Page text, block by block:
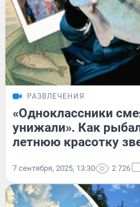
РАЗВЛЕЧЕНИЯ
«Одноклассники
унижали». Как
летнюю красотку
7 сентября, 2025, 13:30 2 726